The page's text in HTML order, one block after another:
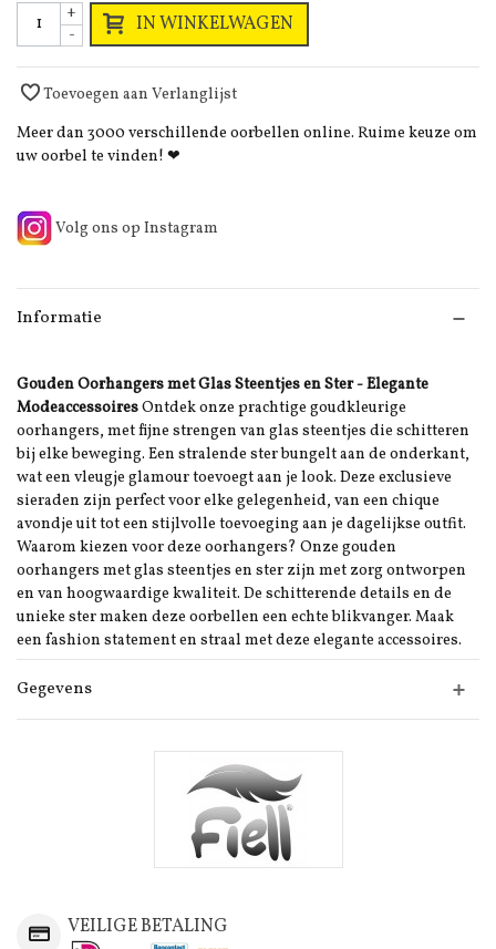
-
+ IN WINKELWAGEN
Toevoegen aan Verlanglijst
Meer dan 3000 verschillende oorbellen online. Ruime keuze om
uw oorbel te vinden! ❤
Volg ons op Instagram
Informatie
Gouden Oorhangers met Glas Steentjes en Ster - Elegante
ModeaccessoiresOntdek onze prachtige goudkleurige
oorhangers, met fijne strengen van glas steentjes die schitteren
bij elke beweging. Een stralende ster bungelt aan de onderkant,
wat een vleugje glamour toevoegt aan je look. Deze exclusieve
sieraden zijn perfect voor elke gelegenheid, van een chique
avondje uit tot een stijlvolle toevoeging aan je dagelijkse outfit.
Waarom kiezen voor deze oorhangers? Onze gouden
oorhangers met glas steentjes en ster zijn met zorg ontworpen
en van hoogwaardige kwaliteit. De schitterende details en de
unieke ster maken deze oorbellen een echte blikvanger. Maak
een fashion statement en straal met deze elegante accessoires.
Gegevens
VEILIGE BETALING